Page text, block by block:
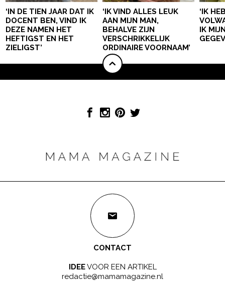
‘IN DE TIEN JAAR DAT IK
DOCENT BEN, VIND IK
DEZE NAMEN HET
HEFTIGST EN HET
ZIELIGST’
‘IK VIND ALLES LEUK
AAN MIJN MAN,
BEHALVE ZIJN
VERSCHRIKKELIJK
ORDINAIRE VOORNAAM’
‘IK
IK
CONTACT
IDEEVOOR EEN ARTIKEL
redactie@mamamagazine.nl